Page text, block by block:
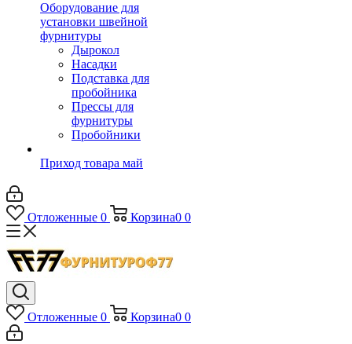
Оборудование для
установки швейной
фурнитуры
Дырокол
Насадки
Подставка для
пробойника
Прессы для
фурнитуры
Пробойники
Приход товара май
Отложенные 0 Корзина0 0
Отложенные 0 Корзина0 0